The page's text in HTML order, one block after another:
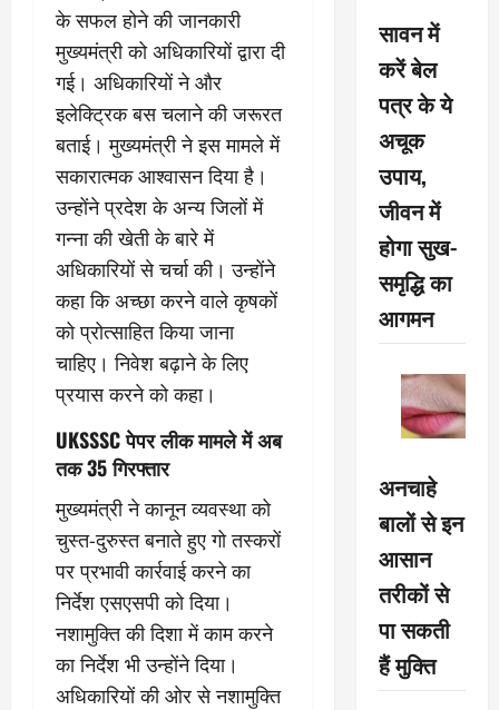
के सफल होने की जानकारी
मुख्यमंत्री को अधिकारियों द्वारा दी
गई। अधिकारियों ने और
इलेक्ट्रिक बस चलाने की जरूरत
बताई। मुख्यमंत्री ने इस मामले में
सकारात्मक आश्वासन दिया है।
उन्होंने प्रदेश के अन्य जिलों में
गन्ना की खेती के बारे में
अधिकारियों से चर्चा की। उन्होंने
कहा कि अच्छा करने वाले कृषकों
को प्रोत्साहित किया जाना
चाहिए। निवेश बढ़ाने के लिए
प्रयास करने को कहा।
UKSSSC पेपर लीक मामले में अब
तक 35 गिरफ्तार
मुख्यमंत्री ने कानून व्यवस्था को
चुस्त-दुरुस्त बनाते हुए गो तस्करों
पर प्रभावी कार्रवाई करने का
निर्देश एसएसपी को दिया।
नशामुक्ति की दिशा में काम करने
का निर्देश भी उन्होंने दिया।
अधिकारियों की ओर से नशामुक्ति
सावन में
करें बेल
पत्र के ये
अचूक
उपाय,
जीवन में
होगा सुख-
समृद्धि का
आगमन
अनचाहे
बालों से इन
आसान
तरीकों से
पा सकती
हैं मुक्ति